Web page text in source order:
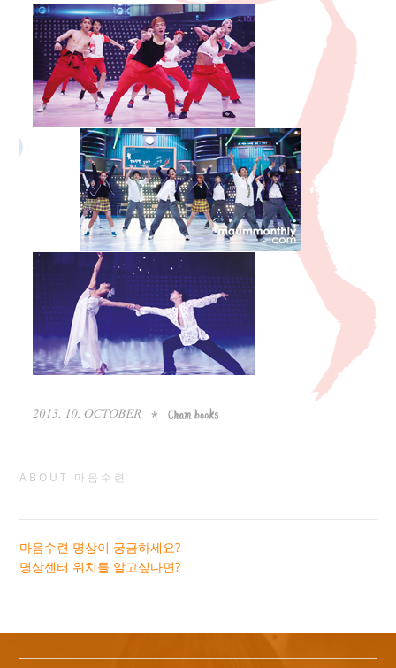
ABOUT 마음수련
마음수련 명상이 궁금하세요?
명상센터 위치를 알고싶다면?